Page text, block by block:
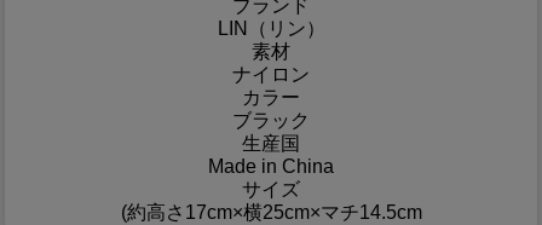
ブランド
LIN（リン）
素材
ナイロン
カラー
ブラック
生産国
Made in China
サイズ
(約高さ17cm×横25cm×マチ14.5cm